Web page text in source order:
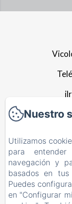
Nuestro
Utilizamos
para
navegación y
basados en
Puedes
en "Configurar